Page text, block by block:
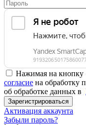
Нажимая на кнопку
согласие на обработку
об обработке данных в
Зарегистрироваться
Активация аккаунта
Забыли пароль?